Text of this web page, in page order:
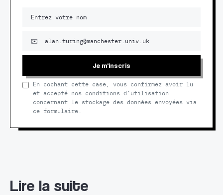
Je m'inscris
En cochant cette case, vous confirmez avoir lu
et accepté nos conditions d’utilisation
concernant le stockage des données envoyées via
ce formulaire.
Lire la suite